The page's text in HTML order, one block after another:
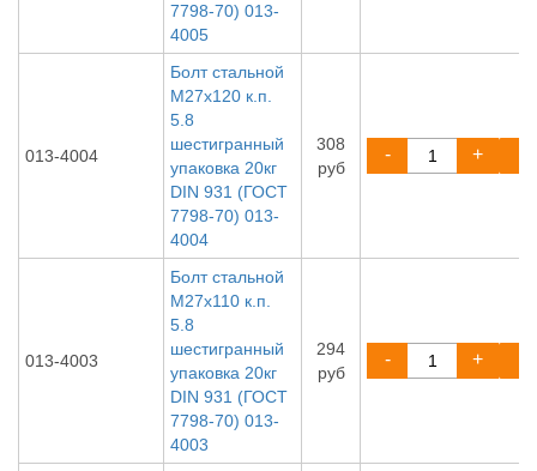
7798-70) 013-
4005
013-4004
Болт стальной
М27х120 к.п.
5.8
шестигранный
упаковка 20кг
DIN 931 (ГОСТ
7798-70) 013-
4004
308
руб
- +
013-4003
Болт стальной
М27х110 к.п.
5.8
шестигранный
упаковка 20кг
DIN 931 (ГОСТ
7798-70) 013-
4003
294
руб
- +